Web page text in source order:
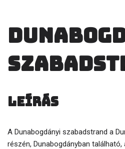
Leírás
A Dunabogdányi szabadstrand a
részén, Dunabogdányban